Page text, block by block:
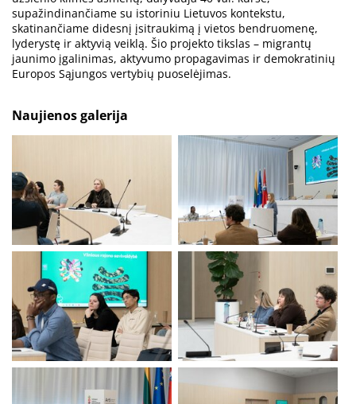
supažindinančiame su istoriniu Lietuvos kontekstu,
skatinančiame didesnį įsitraukimą į vietos bendruomenę,
lyderystę ir aktyvią veiklą. Šio projekto tikslas – migrantų
jaunimo įgalinimas, aktyvumo propagavimas ir demokratinių
Europos Sąjungos vertybių puoselėjimas.
Naujienos galerija